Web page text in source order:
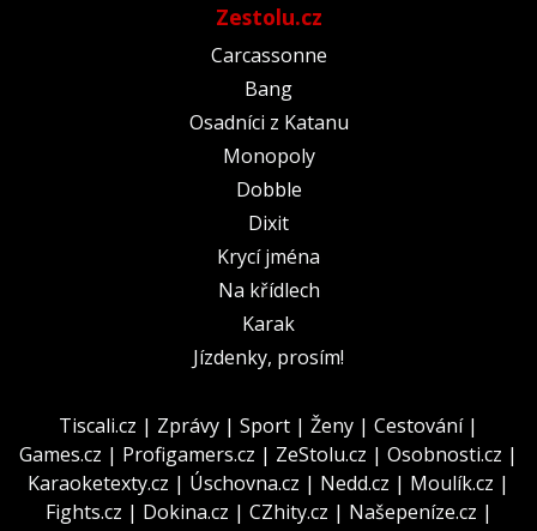
Zestolu.cz
Carcassonne
Bang
Osadníci z Katanu
Monopoly
Dobble
Dixit
Krycí jména
Na křídlech
Karak
Jízdenky, prosím!
Tiscali.cz | Zprávy | Sport | Ženy | Cestování|
Games.cz | Profigamers.cz | ZeStolu.cz | Osobnosti.cz |
Karaoketexty.cz | Úschovna.cz | Nedd.cz | Moulík.cz |
Fights.cz | Dokina.cz | CZhity.cz | Našepeníze.cz |